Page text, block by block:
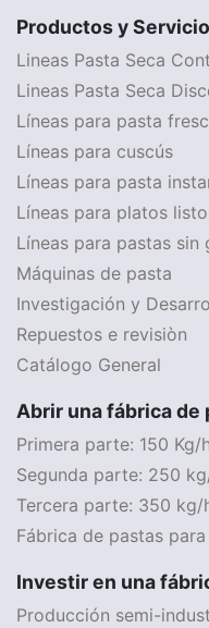
Productos y
Lineas Pasta Seca
Lineas Pasta Seca
Líneas para pasta
Líneas para cuscús
Líneas para pasta
Líneas para platos
Líneas para pastas sin
Máquinas de pasta
Investigación y
Repuestos e revisiòn
Catálogo General
Abrir una fábrica de
Primera parte: 150 Kg/
Segunda parte: 250
Tercera parte: 350 kg/
Fábrica de pastas
Investir en una
Producción semi-